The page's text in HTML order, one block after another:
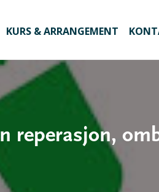
KURS & ARRANGEMENT
reperasjon,